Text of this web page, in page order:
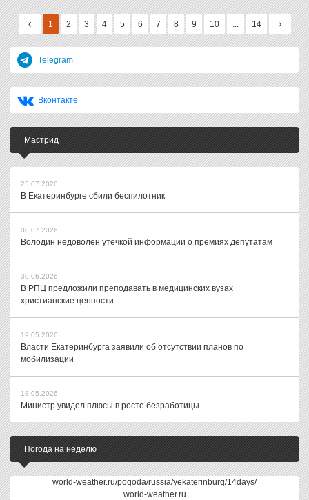
1 2 3 4 5 6 7 8 9 10 ... 14
Telegram
Вконтакте
Мастрид
25.07.2026
В Екатеринбурге сбили беспилотник
08.07.2026
Володин недоволен утечкой информации о премиях депутатам
30.06.2026
В РПЦ предложили преподавать в медицинских вузах
христианские ценности
19.05.2026
Власти Екатеринбурга заявили об отсутствии планов по
мобилизации
18.05.2026
Министр увидел плюсы в росте безработицы
Погода на неделю
world-weather.ru/pogoda/russia/yekaterinburg/14days/
world-weather.ru